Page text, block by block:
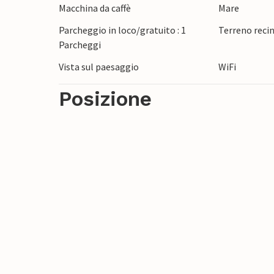
vivace lungomare. Fate una gita in
stalattiti di Baredine o fate una gita al
Macchina da caffè
Mare
Parcheggio in loco/gratuito : 1
Parcheggi
Terreno
Vista sul paesaggio WiFi
Posizione